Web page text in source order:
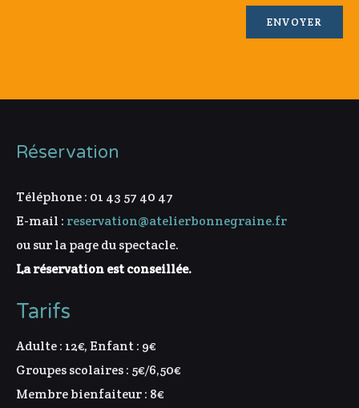
Réservation
Téléphone : 01 43 57 40 47
E-mail : reservation@atelierbonnegraine.fr
ou sur la page du spectacle.
La réservation est conseillée.
Tarifs
Adulte : 12€, Enfant : 9€
Groupes scolaires : 5€/6,50€
Membre bienfaiteur : 8€